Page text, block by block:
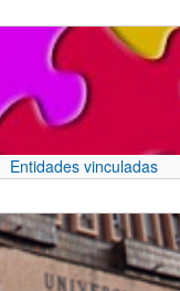
Entidades vinculadas